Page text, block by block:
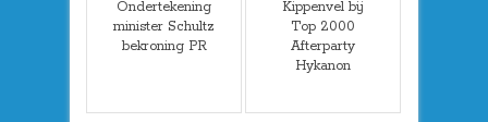
Ondertekening
minister Schultz
bekroning PR
Kippenvel bij
Top 2000
Afterparty
Hykanon